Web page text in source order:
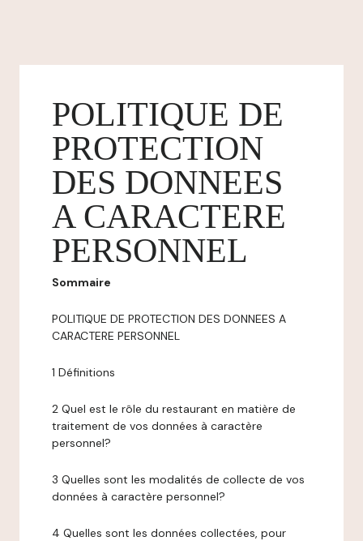
POLITIQUE DE
PROTECTION
DES DONNEES
A CARACTERE
PERSONNEL
Sommaire
POLITIQUE DE PROTECTION DES DONNEES A
CARACTERE PERSONNEL
1 Définitions
2 Quel est le rôle du restaurant en matière de
traitement de vos données à caractère
personnel?
3 Quelles sont les modalités de collecte de vos
données à caractère personnel?
4 Quelles sont les données collectées, pour